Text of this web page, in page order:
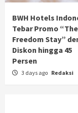
BWH Hotels
Tebar Promo “The
Freedom Stay”
Diskon hingga 45
Persen
3 days ago Redaksi